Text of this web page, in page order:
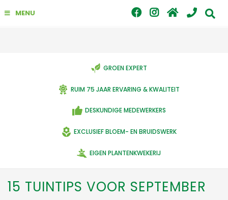
GROEN EXPERT
RUIM 75 JAAR ERVARING & KWALITEIT
DESKUNDIGE MEDEWERKERS
EXCLUSIEF BLOEM- EN BRUIDSWERK
EIGEN PLANTENKWEKERIJ
MENU
15 TUINTIPS VOOR SEPTEMBER